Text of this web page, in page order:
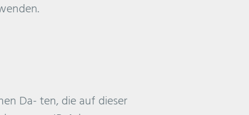
Da- ten, die auf dieser